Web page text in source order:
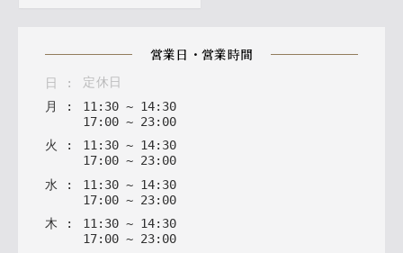
営業日・営業時間
日 :
定休日
月
: 11: 30 ~ 14: 30
17: 00 ~ 23: 00
火
: 11: 30 ~ 14: 30
17: 00 ~ 23: 00
水 : 11 : 30 ~ 14: 30
17: 00 ~ 23: 00
木 : 11 : 30 ~ 14: 30
17: 00 ~ 23: 00